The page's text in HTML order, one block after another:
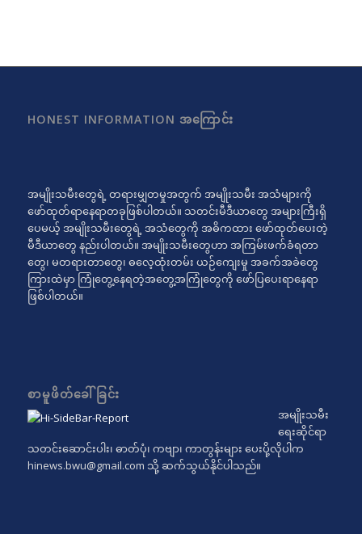
HONEST INFORMATION အကြောင်း
အမျိုးသမီးတွေရဲ့ တရားမျှတမှုအတွက် အမျိုးသမီး အသံများကို
ဖော်ထုတ်ရာနေရာတခုဖြစ်ပါတယ်။ သတင်းမီဒီယာတွေ အများကြီးရှိ
ပေမယ့် အမျိုးသမီးတွေရဲ့ အသံတွေကို အဓိကထား ဖော်ထုတ်ပေးတဲ့
မီဒီယာတွေ နည်းပါတယ်။ အမျိုးသမီးတွေဟာ အကြမ်းဖက်ခံရတာ
တွေ၊ မတရားတာတွေ၊ ဓလေ့ထုံးတမ်း ယဉ်ကျေးမှု အခက်အခဲတွေ
ကြားထဲမှာ ကြုံတွေ့နေရတဲ့အတွေ့အကြုံတွေကို ဖော်ပြပေးရာနေရာ
ဖြစ်ပါတယ်။
စာမူဖိတ်ခေါ်ခြင်း
အမျိုးသမီး
ရေးဆိုင်ရာ
သတင်းဆောင်းပါး၊ ဓာတ်ပုံ၊ ကဗျာ၊ ကာတွန်းများ ပေးပို့လိုပါက
hinews.bwu@gmail.com သို့ ဆက်သွယ်နိုင်ပါသည်။